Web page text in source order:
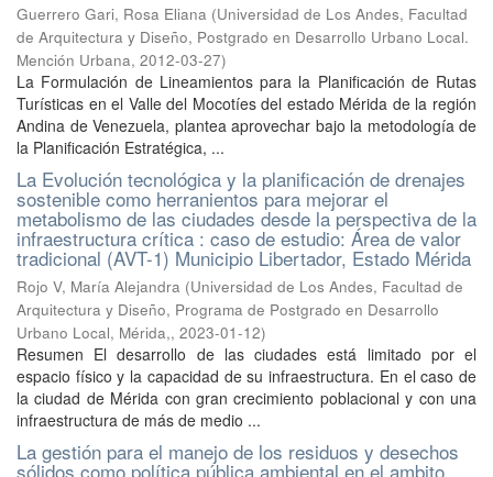
Guerrero Gari, Rosa Eliana (Universidad de Los Andes, Facultad
de Arquitectura y Diseño, Postgrado en Desarrollo Urbano Local.
Mención Urbana, 2012-03-27)
La Formulación de Lineamientos para la Planificación de Rutas
Turísticas en el Valle del Mocotíes del estado Mérida de la región
Andina de Venezuela, plantea aprovechar bajo la metodología de
la Planificación Estratégica, ...
La Evolución tecnológica y la planificación de drenajes
sostenible como herranientos para mejorar el
metabolismo de las ciudades desde la perspectiva de la
infraestructura crítica : caso de estudio: Área de valor
tradicional (AVT-1) Municipio Libertador, Estado Mérida
Rojo V, María Alejandra (Universidad de Los Andes, Facultad de
Arquitectura y Diseño, Programa de Postgrado en Desarrollo
Urbano Local, Mérida,, 2023-01-12)
Resumen El desarrollo de las ciudades está limitado por el
espacio físico y la capacidad de su infraestructura. En el caso de
la ciudad de Mérida con gran crecimiento poblacional y con una
infraestructura de más de medio ...
La gestión para el manejo de los residuos y desechos
sólidos como política pública ambiental en el ambito